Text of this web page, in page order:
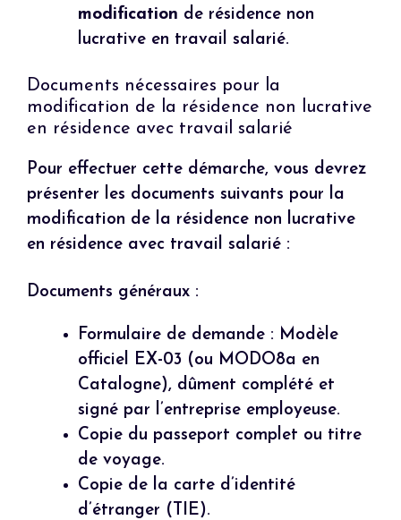
modification de résidence non
lucrative en travail salarié.
Documents nécessaires pour la
modification de la résidence non lucrative
en résidence avec travail salarié
Pour effectuer cette démarche, vous devrez
présenter les documents suivants pour la
modification de la résidence non lucrative
en résidence avec travail salarié :
Documents généraux :
Formulaire de demande : Modèle
officiel EX-03 (ou MODO8a en
Catalogne), dûment complété et
signé par l’entreprise employeuse.
Copie du passeport complet ou titre
de voyage.
Copie de la carte d’identité
d’étranger (TIE).